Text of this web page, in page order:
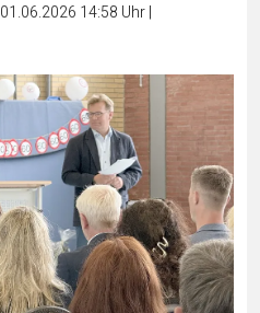
01.06.2026 14:58 Uhr|